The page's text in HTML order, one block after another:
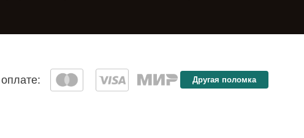
Другая поломка